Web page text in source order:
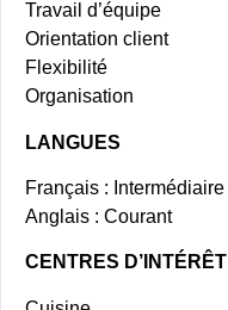
Travail d’équipe
Orientation client
Flexibilité
Organisation
LANGUES
Français : Intermédiaire
Anglais : Courant
CENTRES D’INTÉRÊT